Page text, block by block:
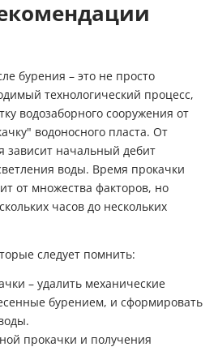
бурения – это не просто
технологический процесс,
водозаборного сооружения от
водоносного пласта. От
зависит начальный дебит
воды. Время прокачки
от множества факторов, но
часов до нескольких
следует помнить:
– удалить механические
бурением, и сформировать
прокачки и получения